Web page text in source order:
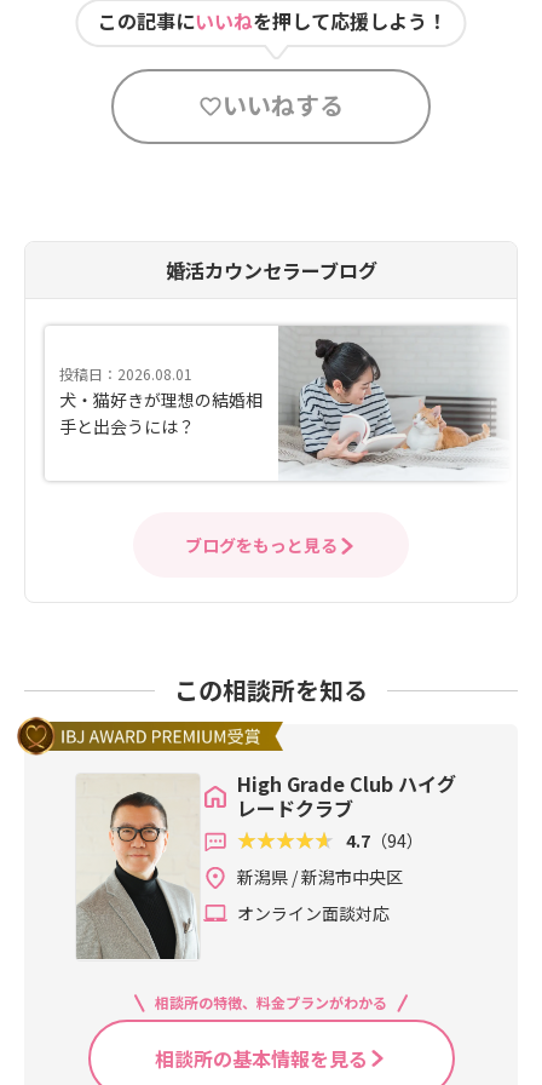
この記事にいいねを押して応援しよう！
いいねする
婚活カウンセラーブログ
投稿日：2026.08.01
犬・猫好きが理想の結婚相
手と出会うには？
ブログをもっと見る
この相談所を知る
High Grade Club ハイグ
レードクラブ
4.7 （94）
新潟県 / 新潟市中央区
オンライン面談対応
相談所の特徴、料金プランがわかる
相談所の基本情報を見る